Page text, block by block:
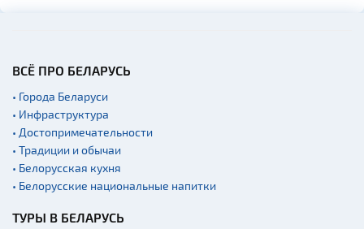
ВСЁ ПРО БЕЛАРУСЬ
• Города Беларуси
• Инфраструктура
• Достопримечательности
• Традиции и обычаи
• Белорусская кухня
• Белорусские национальные напитки
ТУРЫ В БЕЛАРУСЬ